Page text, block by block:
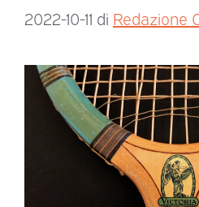
2022-10-11 di Redazione